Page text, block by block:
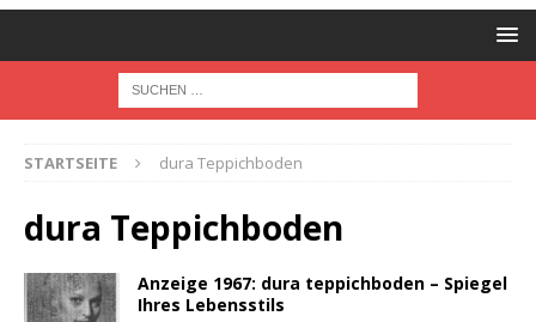
STARTSEITE dura Teppichboden
dura Teppichboden
Anzeige 1967: dura teppichboden – Spiegel
Ihres Lebensstils